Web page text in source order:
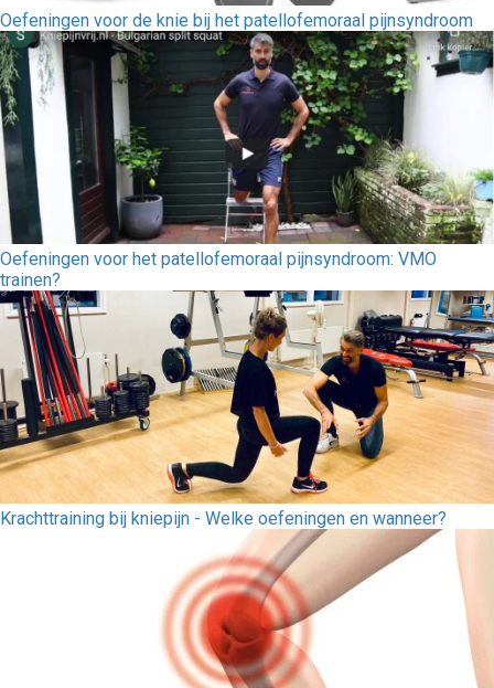
Oefeningen voor de knie bij het patellofemoraal pijnsyndroom
Oefeningen voor het patellofemoraal pijnsyndroom: VMO
trainen?
Krachttraining bij kniepijn - Welke oefeningen en wanneer?